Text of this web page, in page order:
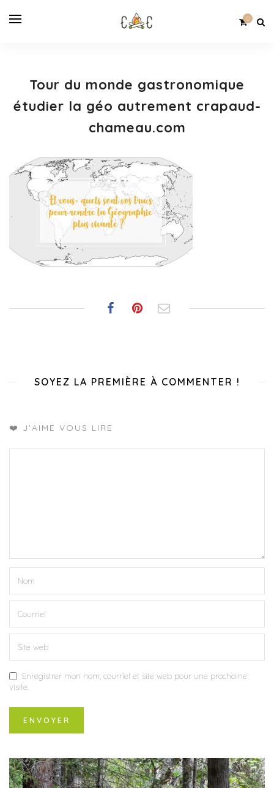
0
Tour du monde gastronomique
étudier la géo autrement crapaud-
chameau.com
SOYEZ LA PREMIÈRE À COMMENTER !
❤️ J'AIME VOUS LIRE
Enregistrer mon nom, courriel et site web pour une prochaine
visite.